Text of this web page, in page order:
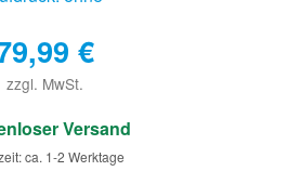
€
zzgl. MwSt.
€
Versand
ca. 1-2 Werktage